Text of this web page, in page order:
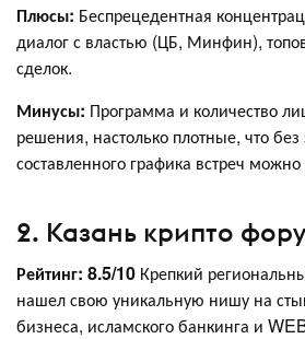
Плюсы: Беспрецедентная
диалог с властью (ЦБ, Минфин),
сделок.
Минусы: Программа и количество
решения, настолько плотные, что без
составленного графика встреч можно
2. Казань крипто
Рейтинг: 8.5/10 Крепкий
нашел свою уникальную нишу на
бизнеса, исламского банкинга и